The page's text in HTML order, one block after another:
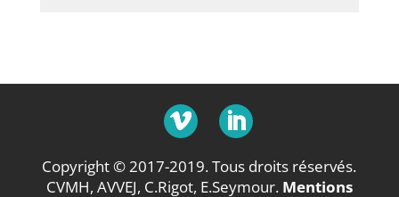
Copyright © 2017-2019. Tous droits réservés.
CVMH, AVVEJ, C.Rigot, E.Seymour. Mentions